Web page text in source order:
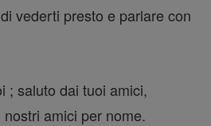
vederti presto e parlare con
; saluto dai tuoi amici,
amici per nome.